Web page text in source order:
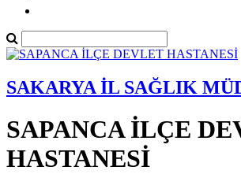
SAKARYA İL SAĞLIK
SAPANCA İLÇE
HASTANESİ